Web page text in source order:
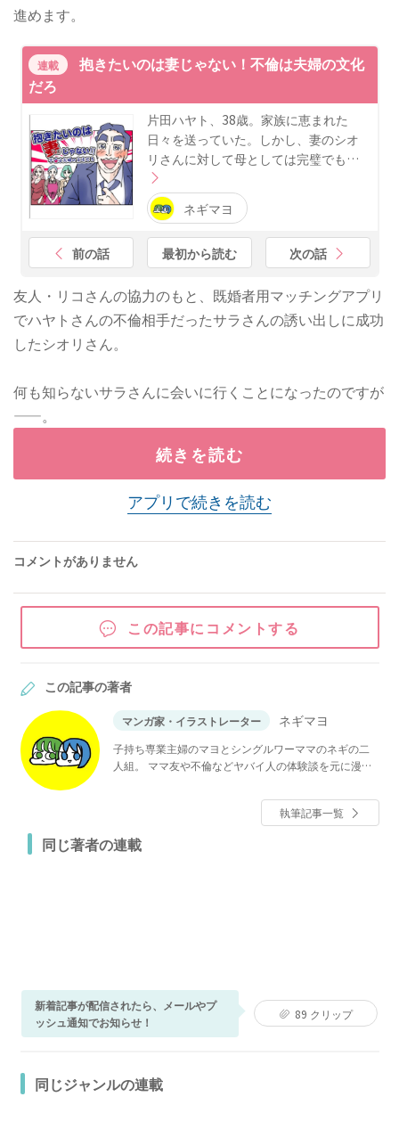
進めます。
連載
抱きたいのは妻じゃない！不倫は夫婦の文化
だろ
片田ハヤト、38歳。家族に恵まれた
日々を送っていた。しかし、妻のシオ
リさんに対して母としては完璧でも…
ネギマヨ
前の話 最初から読む 次の話
友人・リコさんの協力のもと、既婚者用マッチングアプリ
でハヤトさんの不倫相手だったサラさんの誘い出しに成功
したシオリさん。
何も知らないサラさんに会いに行くことになったのですが
——。
続きを読む
アプリで続きを読む
コメントがありません
この記事にコメントする
この記事の著者
マンガ家・イラストレーター ネギマヨ
子持ち専業主婦のマヨとシングルワーママのネギの二
人組。 ママ友や不倫などヤバイ人の体験談を元に漫画
執筆記事一覧
同じ著者の連載
新着記事が配信されたら、メールやプ
ッシュ通知でお知らせ！
89 クリップ
同じジャンルの連載